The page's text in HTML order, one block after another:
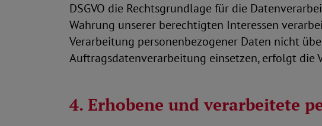
DSGVO die Rechtsgrundlage für die
Wahrung unserer berechtigten Interessen
Verarbeitung personenbezogener Daten nicht
Auftragsdatenverarbeitung einsetzen, erfolgt die
4. Erhobene und verarbeitete